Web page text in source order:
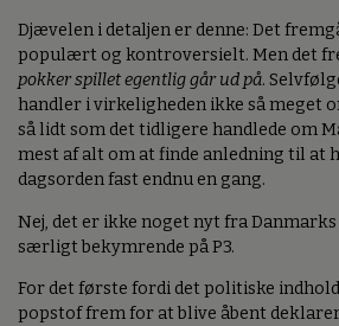
Djævelen i detaljen er denne: Det
populært og kontroversielt. Men det
pokker spillet egentlig går ud på.
handler i virkeligheden ikke så meget
så lidt som det tidligere handlede om
mest af alt om at finde anledning til at
dagsorden fast endnu en gang.
Nej, det er ikke noget nyt fra Danmarks
særligt bekymrende på P3.
For det første fordi det politiske
popstof frem for at blive åbent